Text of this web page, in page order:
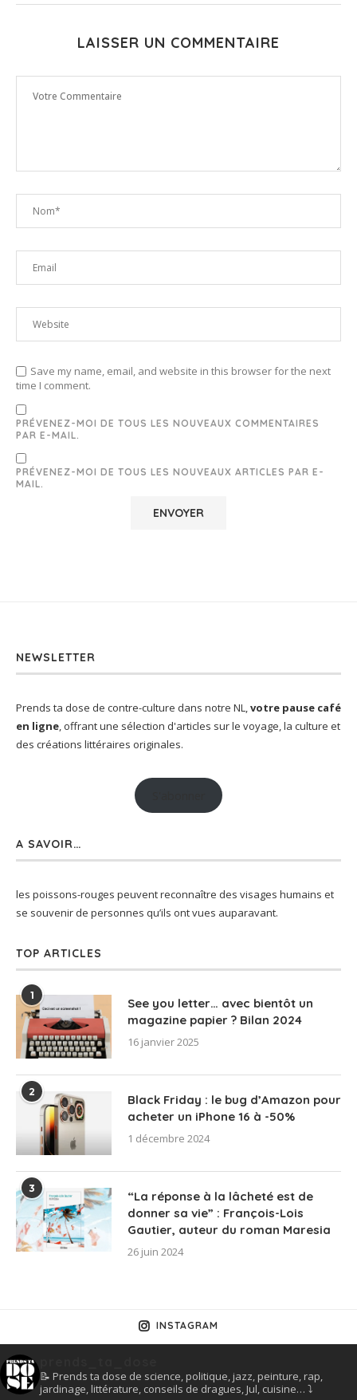
LAISSER UN COMMENTAIRE
Save my name, email, and website in this browser for the next
time I comment.
PRÉVENEZ-MOI DE TOUS LES NOUVEAUX COMMENTAIRES
PAR E-MAIL.
PRÉVENEZ-MOI DE TOUS LES NOUVEAUX ARTICLES PAR E-
MAIL.
NEWSLETTER
Prends ta dose de contre-culture dans notre NL,votre pause café
en ligne, offrant une sélection d'articles sur le voyage, la culture et
des créations littéraires originales.
A SAVOIR…
les poissons-rouges peuvent reconnaître des visages humains et
se souvenir de personnes qu’ils ont vues auparavant.
TOP ARTICLES
1
See you letter… avec bientôt un
magazine papier ? Bilan 2024
16 janvier 2025
2
Black Friday : le bug d’Amazon pour
acheter un iPhone 16 à -50%
1 décembre 2024
3
“La réponse à la lâcheté est de
donner sa vie” : François-Lois
Gautier, auteur du roman Maresia
26 juin 2024
INSTAGRAM
📝 Prends ta dose de science, politique, jazz, peinture, rap,
jardinage, littérature, conseils de dragues, Jul, cuisine… ⤵️